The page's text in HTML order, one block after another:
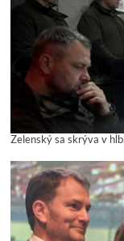
Zelenský sa skrýva v